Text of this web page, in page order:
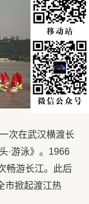
次在武汉横渡长
·游泳》。 1966
畅游长江。此后
市掀起渡江热